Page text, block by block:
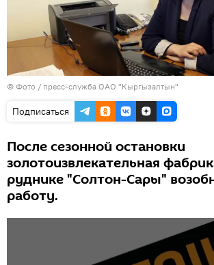
© Фото / пресс-служба ОАО "Кыргызалтын"
Подписаться
После сезонной остановки
золотоизвлекательная
руднике "Солтон-Сары"
работу.